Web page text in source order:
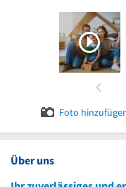
Foto
Über uns